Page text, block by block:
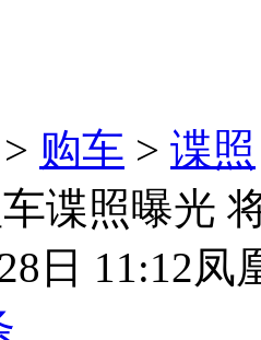
> 购车 > 谍照
谍照曝光
日 11:12凤